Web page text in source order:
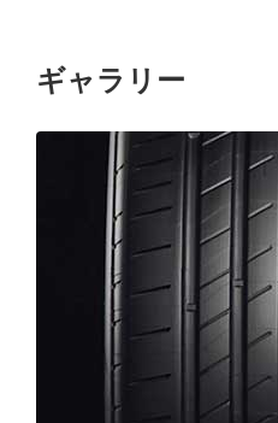
ギャラリー